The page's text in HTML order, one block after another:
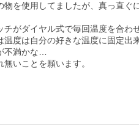
物を使用してましたが、真っ直
チがダイヤル式で毎回温度を合わ
温度は自分の好きな温度に固定
不満かな…
無いことを願います。